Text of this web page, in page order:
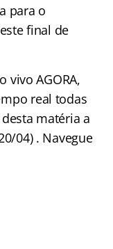
para o
final de
vivo AGORA,
real todas
matéria a
04) . Navegue